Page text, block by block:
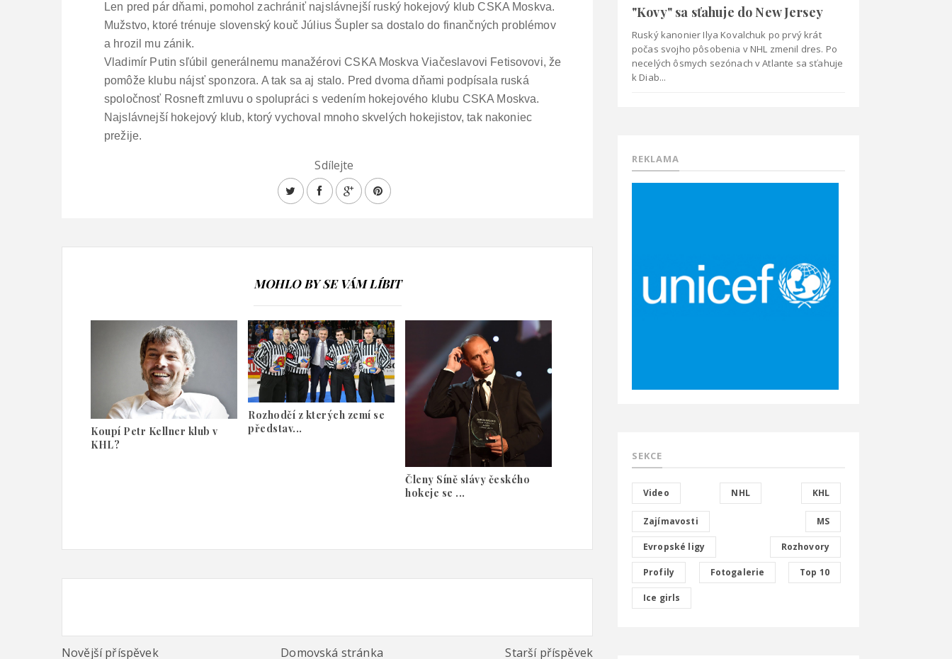
Len pred pár dňami, pomohol zachrániť najslávnejší ruský hokejový klub CSKA Moskva.
Mužstvo, ktoré trénuje slovenský kouč Július Šupler sa dostalo do finančných problémov
a hrozil mu zánik.
Vladimír Putin sľúbil generálnemu manažérovi CSKA Moskva Viačeslavovi Fetisovovi, že
pomôže klubu nájsť sponzora. A tak sa aj stalo. Pred dvoma dňami podpísala ruská
spoločnosť Rosneft zmluvu o spolupráci s vedením hokejového klubu CSKA Moskva.
Najslávnejší hokejový klub, ktorý vychoval mnoho skvelých hokejistov, tak nakoniec
prežije.
Sdílejte
MOHLO BY SE VÁM LÍBIT
Koupí Petr Kellner klub v
KHL?
Rozhodčí z kterých zemí se
představ...
Členy Síně slávy českého
hokeje se ...
Novější příspěvek Domovská stránka Starší příspěvek
"Kovy" sa sťahuje do New Jersey
Ruský kanonier Ilya Kovalchuk po prvý krát
počas svojho pôsobenia v NHL zmenil dres. Po
necelých ôsmych sezónach v Atlante sa sťahuje
k Diab...
REKLAMA
SEKCE
Video NHL KHL
Zajímavosti MS
Evropské ligy Rozhovory
Profily Fotogalerie Top 10
Ice girls